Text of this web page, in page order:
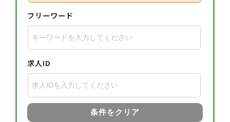
フリーワード
求人ID
条件をクリア